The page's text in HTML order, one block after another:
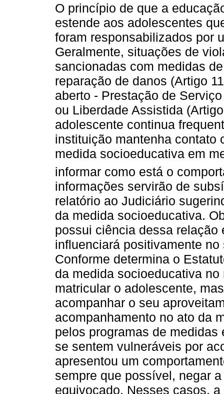
O princípio de que a
estende aos adolescentes
foram responsabilizados por
Geralmente, situações de
sancionadas com medidas
reparação de danos (Artigo
aberto - Prestação de
ou Liberdade Assistida
adolescente continua
instituição mantenha contato
medida socioeducativa em
informar como está o
informações servirão de
relatório ao Judiciário
da medida socioeducativa.
possui ciência dessa relação
influenciará positivamente
Conforme determina o
da medida socioeducativa
matricular o adolescente,
acompanhar o seu
acompanhamento no ato da
pelos programas de
se sentem vulneráveis por
apresentou um
sempre que possível, negar
equivocado. Nesses casos,